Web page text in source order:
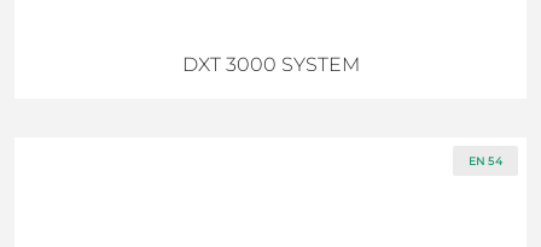
DXT 3000 SYSTEM
EN 54